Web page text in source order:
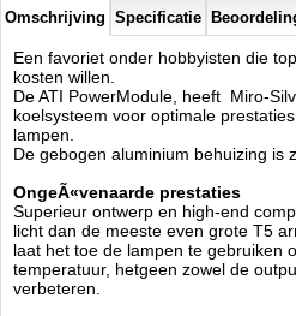
Individuele Parabool-stijl
gecoate 98% Reflecterende
Active Cooling System
Ingebouwde elektronische ballast
acryl Shield
3 meter Power Cords (x2)
Slank, Verstelbare 'Griplock'
Met de ATI power module biedt ATI
Gemaakt van hoogwaardige
design is de Powermodule is een
reflector materiaal in combinatie met
ongeÃÂ«venaarde performance,
fluorescentielampen werken op hun
Omschrijving Specificatie
Een favoriet onder hobbyisten die
kosten willen.
De ATI PowerModule, heeft Miro-
koelsysteem voor optimale
lampen.
De gebogen aluminium behuizing is
OngeÃ«venaarde prestaties
Superieur ontwerp en high-end
licht dan de meeste even grote T5
laat het toe de lampen te gebruiken
temperatuur, hetgeen zowel de
verbeteren.